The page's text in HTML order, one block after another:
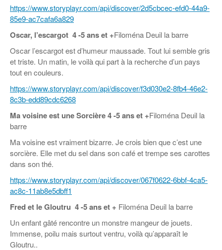
https://www.storyplayr.com/api/discover/2d5cbcec-efd0-44a9-
85e9-ac7cafa6a829
Oscar, l’escargot 4 -5 ans et +Filoména Deuil la barre
Oscar l’escargot est d’humeur maussade. Tout lui semble gris
et triste. Un matin, le voilà qui part à la recherche d’un pays
tout en couleurs.
https://www.storyplayr.com/api/discover/f3d030e2-8fb4-46e2-
8c3b-edd89cdc6268
Ma voisine est une Sorcière4 -5 ans et +Filoména Deuil la
barre
Ma voisine est vraiment bizarre. Je crois bien que c’est une
sorcière. Elle met du sel dans son café et trempe ses carottes
dans son thé.
https://www.storyplayr.com/api/discover/067f0622-6bbf-4ca5-
ac8c-11ab8e5dbff1
Fred et le Gloutru 4 -5 ans et + Filoména Deuil la barre
Un enfant gâté rencontre un monstre mangeur de jouets.
Immense, poilu mais surtout ventru, voilà qu’apparaît le
Gloutru..